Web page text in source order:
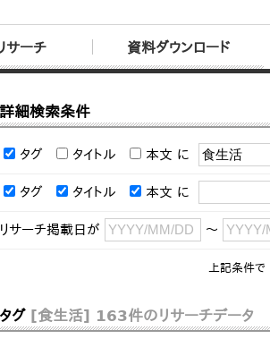
サーチ 資料ダウンロード
詳細検索条件
タグ タイトル 本文 に
タグ タイトル 本文 に
リサーチ掲載日が ～
上記条件で
タグ [食生活] 163件のリサーチデータ